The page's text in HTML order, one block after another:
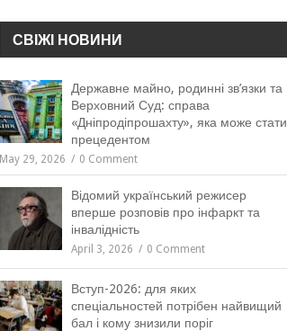
СВІЖІ НОВИНИ
Державне майно, родинні зв’язки та
Верховний Суд: справа
«Дніпродіпрошахту», яка може стати
прецедентом
May 29, 2026 0 Comment
Відомий український режисер
вперше розповів про інфаркт та
інвалідність
April 3, 2026 0 Comment
Вступ-2026: для яких
спеціальностей потрібен найвищий
бал і кому знизили поріг